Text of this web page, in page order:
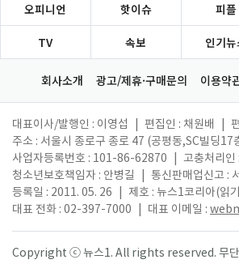
오피니언 핫이슈 피플
TV 속보 인기뉴
회사소개 광고/제휴·구매문의 이용약
대표이사/발행인 : 이영섭 편집인 : 채원배
주소 : 서울시 종로구 종로 47 (공평동,SC빌딩17
사업자등록번호 : 101-86-62870
고충처리인
청소년보호책임자 : 안병길
통신판매업신고 :
등록일 : 2011. 05. 26
제호 : 뉴스1코리아(읽
대표 전화 : 02-397-7000
대표 이메일 :
Copyright ⓒ 뉴스1. All rights reserved. 무단